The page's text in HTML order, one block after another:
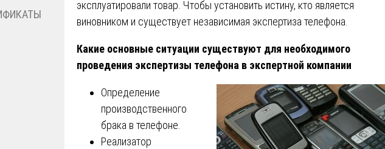
эксплуатировали товар. Чтобы установить истину, кто является
виновником и существует независимая экспертиза телефона.
Какие основные ситуации существуют для необходимого
проведения экспертизы телефона в экспертной компании
Определение
производственного
брака в телефоне.
Реализатор